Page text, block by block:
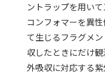
ントラップを用い
コンフォマーを異
て生じるフラグメ
収したときにだけ
外吸収に対応する